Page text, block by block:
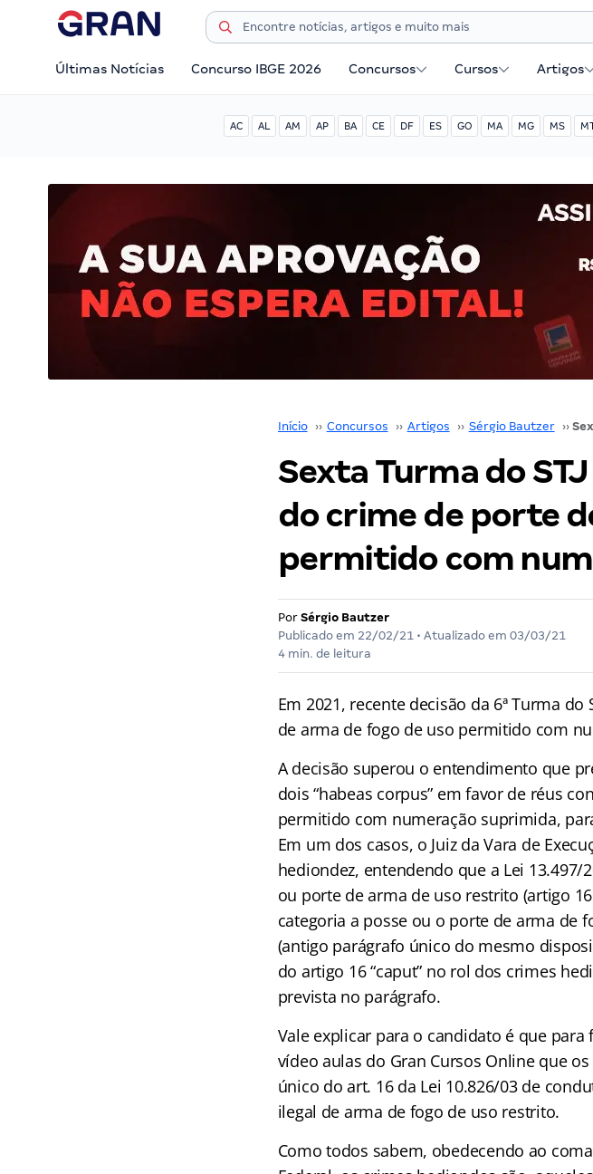
Últimas Notícias Concurso IBGE 2026 Concursos Cursos Artigos
AC AL AM AP BA CE DF ES GO MA MG MS
Início ›› Concursos ›› Artigos ›› Sérgio Bautzer ››
Sexta Turma do
do crime de porte
permitido com
Por Sérgio Bautzer
Publicado em 22/02/21• Atualizado em 03/03/21
4 min. de leitura
Em 2021, recente decisão da 6ª Turma
de arma de fogo de uso permitido com
A decisão superou o entendimento que
dois “habeas corpus” em favor de réus
permitido com numeração suprimida,
Em um dos casos, o Juiz da Vara de
hediondez, entendendo que a Lei
ou porte de arma de uso restrito (artigo
categoria a posse ou o porte de arma de
(antigo parágrafo único do mesmo
do artigo 16 “caput” no rol dos crimes
prevista no parágrafo.
Vale explicar para o candidato é que
vídeo aulas do Gran Cursos Online que
único do art. 16 da Lei 10.826/03 de
ilegal de arma de fogo de uso restrito.
Como todos sabem, obedecendo ao